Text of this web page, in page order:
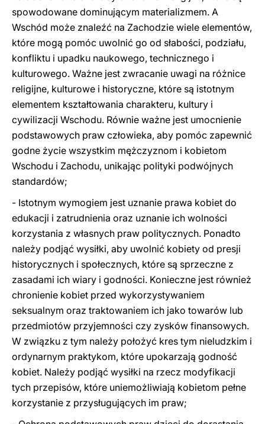
spowodowane dominującym materializmem. A
Wschód może znaleźć na Zachodzie wiele elementów,
które mogą pomóc uwolnić go od słabości, podziału,
konfliktu i upadku naukowego, technicznego i
kulturowego. Ważne jest zwracanie uwagi na różnice
religijne, kulturowe i historyczne, które są istotnym
elementem kształtowania charakteru, kultury i
cywilizacji Wschodu. Równie ważne jest umocnienie
podstawowych praw człowieka, aby pomóc zapewnić
godne życie wszystkim mężczyznom i kobietom
Wschodu i Zachodu, unikając polityki podwójnych
standardów;
- Istotnym wymogiem jest uznanie prawa kobiet do
edukacji i zatrudnienia oraz uznanie ich wolności
korzystania z własnych praw politycznych. Ponadto
należy podjąć wysiłki, aby uwolnić kobiety od presji
historycznych i społecznych, które są sprzeczne z
zasadami ich wiary i godności. Konieczne jest również
chronienie kobiet przed wykorzystywaniem
seksualnym oraz traktowaniem ich jako towarów lub
przedmiotów przyjemności czy zysków finansowych.
W związku z tym należy położyć kres tym nieludzkim i
ordynarnym praktykom, które upokarzają godność
kobiet. Należy podjąć wysiłki na rzecz modyfikacji
tych przepisów, które uniemożliwiają kobietom pełne
korzystanie z przysługujących im praw;